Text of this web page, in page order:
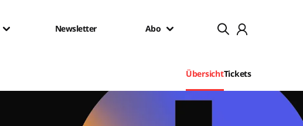
Newsletter Abo
ÜbersichtTickets